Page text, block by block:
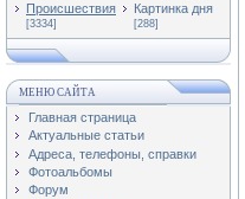
Происшествия
[3334]
Картинка дня
[288]
МЕНЮ САЙТА
Главная страница
Актуальные статьи
Адреса, телефоны, справки
Фотоальбомы
Форум